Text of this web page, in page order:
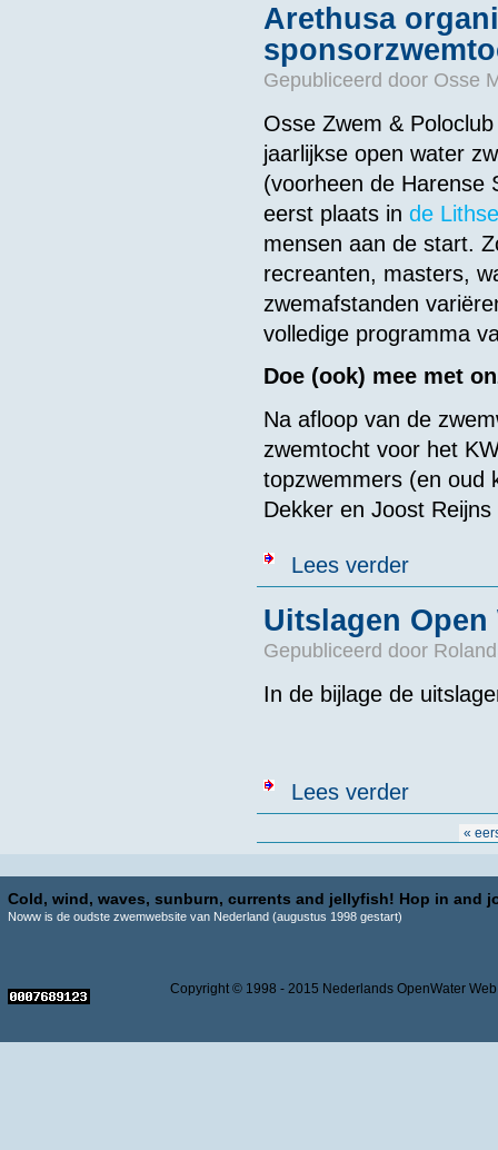
Arethusa
Gepubliceerd door Osse
Osse Zwem &
jaarlijkse open water
(voorheen de Harense
eerst plaats in de
mensen aan de start.
recreanten, masters,
zwemafstanden
volledige programma
Doe (ook) mee met
Na afloop van de
zwemtocht voor het
topzwemmers (en oud
Dekker en Joost
Lees verderover Arethusa
Uitslagen Open
Gepubliceerd door
In de bijlage de
Lees verderover
«
Cold, wind, waves, sunburn, currents and jellyfish! Hop in and
Noww is de oudste zwemwebsite van Nederland (augustus 1998 gestart)
Copyright © 1998 - 2015 Nederlands OpenWater